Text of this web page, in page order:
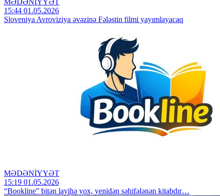
15:44 01.05.2026
Sloveniya Avroviziya əvəzinə Fələstin filmi yayımlayacaq
MƏDƏNİYYƏT
15:19 01.05.2026
“Bookline” bitən layihə yox, yenidən səhifələnən kitabdır…